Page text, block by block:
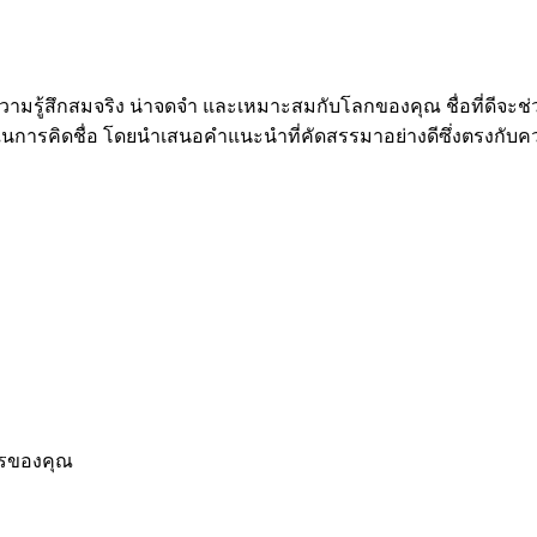
มรู้สึกสมจริง น่าจดจำ และเหมาะสมกับโลกของคุณ ชื่อที่ดีจะ
การคิดชื่อ โดยนำเสนอคำแนะนำที่คัดสรรมาอย่างดีซึ่งตรงกับ
ของคุณ